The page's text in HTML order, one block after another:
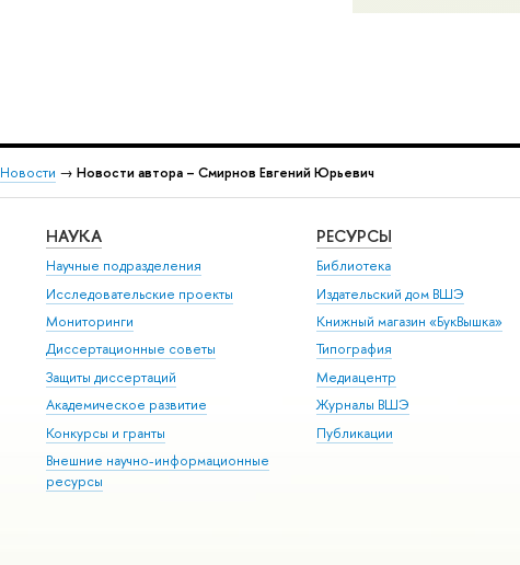
Новости → Новости автора – Смирнов Евгений Юрьевич
НАУКА
Научные подразделения
Исследовательские проекты
Мониторинги
Диссертационные советы
Защиты диссертаций
Академическое развитие
Конкурсы и гранты
Внешние научно-информационные
ресурсы
РЕСУРСЫ
Библиотека
Издательский дом ВШЭ
Книжный магазин «БукВышка»
Типография
Медиацентр
Журналы ВШЭ
Публикации